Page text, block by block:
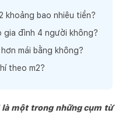
khoảng bao nhiêu tiền?
gia đình 4 người không?
mái bằng không?
theo m2?
một trong những cụm từ